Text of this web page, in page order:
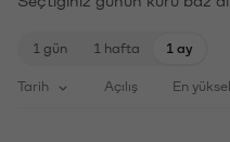
1 gün 1 hafta 1 ay
Tarih Açılış En